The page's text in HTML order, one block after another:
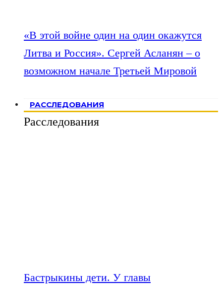
«В этой войне один на один окажутся
Литва и Россия». Сергей Асланян – о
возможном начале Третьей Мировой
РАССЛЕДОВАНИЯ
Расследования
Бастрыкины дети. У главы